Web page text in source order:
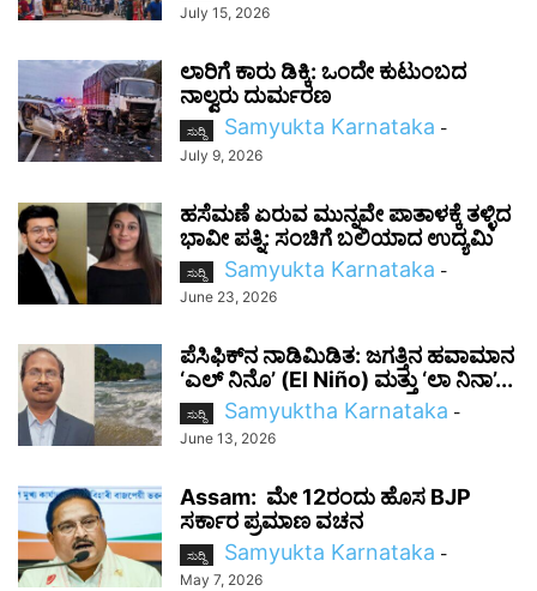
July 15, 2026
ಲಾರಿಗೆ ಕಾರು ಡಿಕ್ಕಿ: ಒಂದೇ ಕುಟುಂಬದ
ನಾಲ್ವರು ದುರ್ಮರಣ
ಸುದ್ದಿ Samyukta Karnataka -
July 9, 2026
ಹಸೆಮಣೆ ಏರುವ ಮುನ್ನವೇ ಪಾತಾಳಕ್ಕೆ ತಳ್ಳಿದ
ಭಾವೀ ಪತ್ನಿ: ಸಂಚಿಗೆ ಬಲಿಯಾದ ಉದ್ಯಮಿ
ಸುದ್ದಿ Samyukta Karnataka -
June 23, 2026
ಪೆಸಿಫಿಕ್‌ನ ನಾಡಿಮಿಡಿತ: ಜಗತ್ತಿನ ಹವಾಮಾನ
‘ಎಲ್ ನಿನೊ’ (El Niño) ಮತ್ತು ‘ಲಾ ನಿನಾ’...
ಸುದ್ದಿ Samyuktha Karnataka -
June 13, 2026
Assam: ಮೇ 12ರಂದು ಹೊಸ BJP
ಸರ್ಕಾರ ಪ್ರಮಾಣ ವಚನ
ಸುದ್ದಿ Samyukta Karnataka -
May 7, 2026